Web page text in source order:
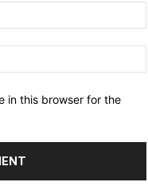
in this browser for the